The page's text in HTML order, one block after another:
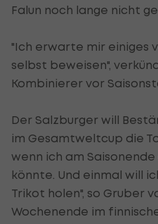
Falun noch lange nicht
"Ich erwarte mir einiges
selbst beweisen",
Kombinierer vor
Der Salzburger will
im Gesamtweltcup die
wenn ich am
könnte. Und einmal will
Trikot holen", so Gruber
Wochenende im